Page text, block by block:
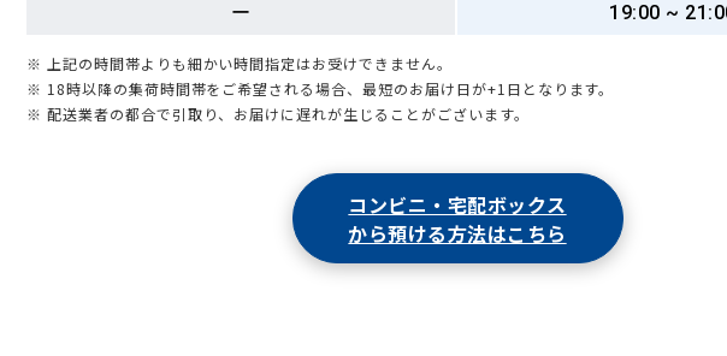
ー
19:00 ~
※ 上記の時間帯よりも細かい時間指定はお受けできません。
※ 18時以降の集荷時間帯をご希望される場合、最短のお届け日が+1日となります。
※ 配送業者の都合で引取り、お届けに遅れが生じることがございます。
コンビニ・宅配ボックス
から預ける方法はこちら